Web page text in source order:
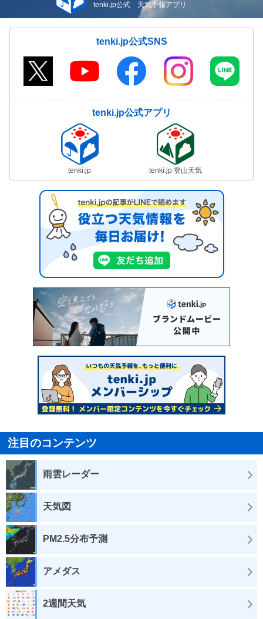
tenki.jp公式 天気予報アプリ
tenki.jp公式SNS
tenki.jp公式アプリ
tenki.jp tenki.jp 登山天気
注目のコンテンツ
雨雲レーダー
天気図
PM2.5分布予測
アメダス
2週間天気